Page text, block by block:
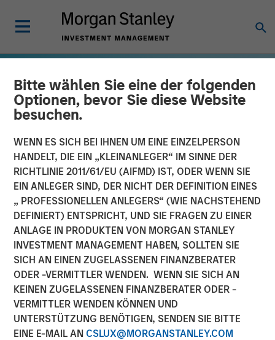
Bitte wählen Sie eine der folgenden
Optionen, bevor Sie diese Website
besuchen.
WENN ES SICH BEI IHNEN UM EINE EINZELPERSON
HANDELT, DIE EIN „KLEINANLEGER“ IM SINNE DER
RICHTLINIE 2011/61/EU (AIFMD) IST, ODER WENN SIE
EIN ANLEGER SIND, DER NICHT DER DEFINITION EINES
„ PROFESSIONELLEN ANLEGERS“ (WIE NACHSTEHEND
DEFINIERT) ENTSPRICHT, UND SIE FRAGEN ZU EINER
ANLAGE IN PRODUKTEN VON MORGAN STANLEY
INVESTMENT MANAGEMENT HABEN, SOLLTEN SIE
SICH AN EINEN ZUGELASSENEN FINANZBERATER
ODER -VERMITTLER WENDEN. WENN SIE SICH AN
KEINEN ZUGELASSENEN FINANZBERATER ODER -
VERMITTLER WENDEN KÖNNEN UND
UNTERSTÜTZUNG BENÖTIGEN, SENDEN SIE BITTE
EINE E-MAIL AN CSLUX@MORGANSTANLEY.COM
GLOBAL EQUITY OBSERVER INSIGHTS
Sprunghaft steigende
Energiepreise,
geopolitische Konflikte
und neue Narrative